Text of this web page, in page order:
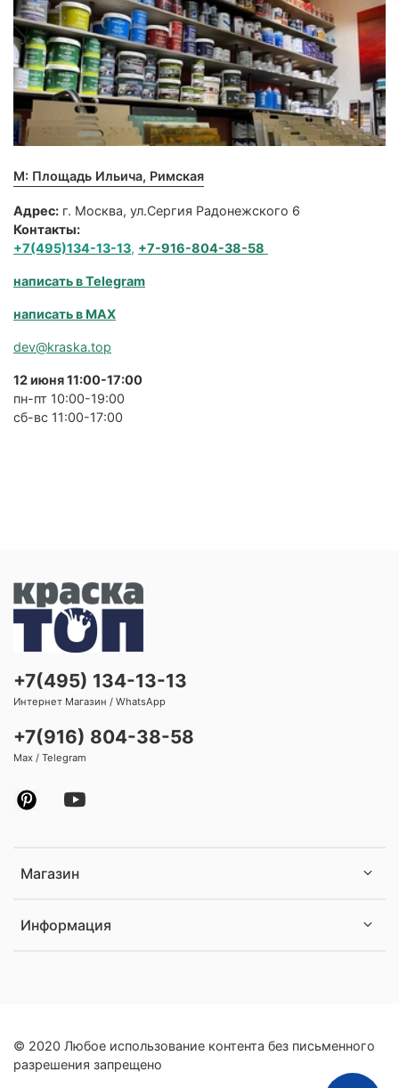
М: Площадь Ильича, Римская
Адрес: г. Москва, ул.Сергия Радонежского 6
Контакты:
+7(495)134-13-13, +7-916-804-38-58
написать в Telegram
написать в MAX
dev@kraska.top
12 июня 11:00-17:00
пн-пт 10:00-19:00
сб-вс 11:00-17:00
Магазин
Информация
+7(495) 134-13-13
Интернет Магазин / WhatsApp
+7(916) 804-38-58
Max / Telegram
© 2020 Любое использование контента без письменного
разрешения запрещено